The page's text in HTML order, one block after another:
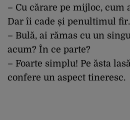
– Cu cărare pe mijloc, cum
Dar îi cade și penultimul fir.
– Bulă, ai rămas cu un
acum? În ce parte?
– Foarte simplu! Pe ăsta
confere un aspect tineresc.